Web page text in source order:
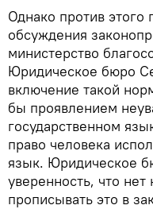
Однако против
обсуждения
министерство
Юридическое бюро
включение такой
бы проявлением
государственном
право человека
язык. Юридическое
уверенность, что
прописывать это в